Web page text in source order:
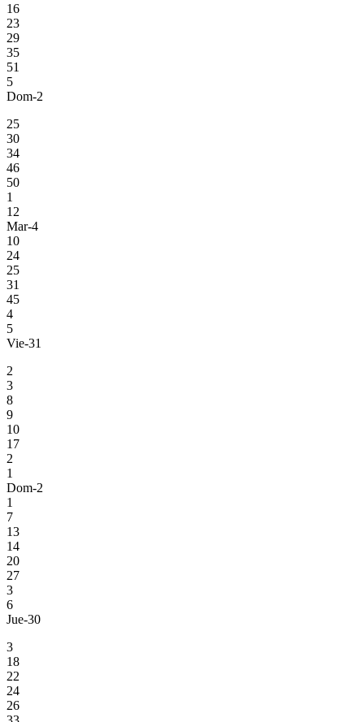
16
23
29
35
51
5
Dom-2
25
30
34
46
50
1
12
Mar-4
10
24
25
31
45
4
5
Vie-31
2
3
8
9
10
17
2
1
Dom-2
1
7
13
14
20
27
3
6
Jue-30
3
18
22
24
26